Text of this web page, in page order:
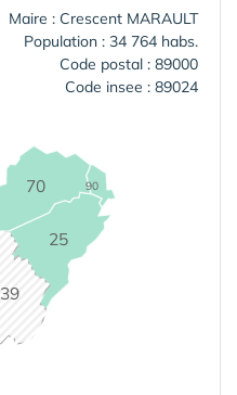
Maire : Crescent MARAULT
Population : 34 764 habs.
Code postal : 89000
Code insee : 89024
25
39
70 90